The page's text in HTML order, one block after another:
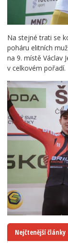
Na stejné trati se
poháru elitních
na 9. místě Václav
v celkovém pořadí.
Nejčtenější články